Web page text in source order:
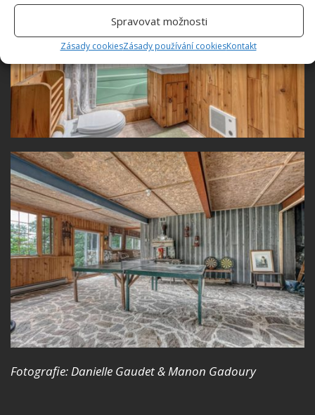
Spravovat možnosti
Zásady cookiesZásady používání cookiesKontakt
Fotografie: Danielle Gaudet & Manon Gadoury